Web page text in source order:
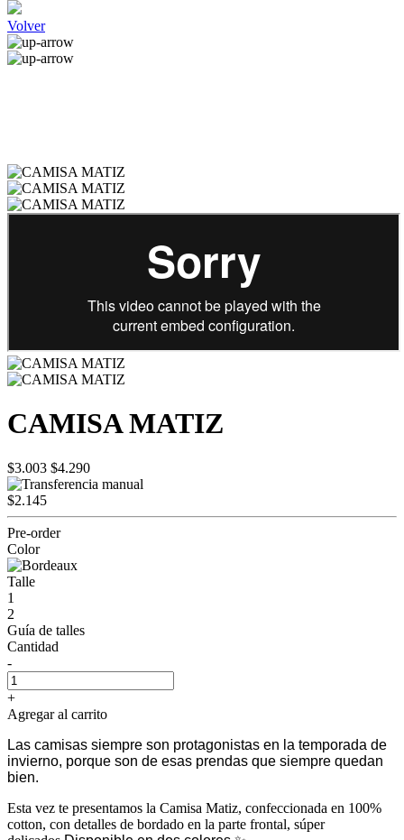
Volver
CAMISA MATIZ
$3.003 $4.290
$2.145
Pre-order
Color
Talle
1
2
Guía de talles
Cantidad
-
+
Agregar al carrito
Las camisas siempre son protagonistas en la temporada de
invierno, porque son de esas prendas que siempre quedan
bien.
Esta vez te presentamos la Camisa Matiz, confeccionada en 100%
cotton, con detalles de bordado en la parte frontal, súper